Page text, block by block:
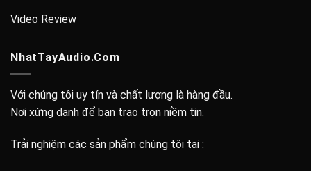
Video Review
NhatTayAudio.Com
Với chúng tôi uy tín và chất lượng là hàng đầu.
Nơi xứng danh để bạn trao trọn niềm tin.
Trải nghiệm các sản phẩm chúng tôi tại :